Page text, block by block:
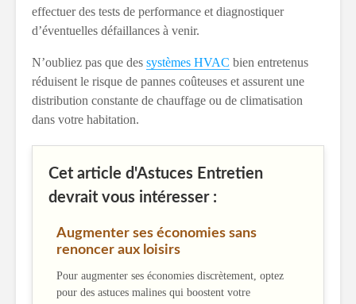
effectuer des tests de performance et diagnostiquer
d’éventuelles défaillances à venir.
N’oubliez pas que des systèmes HVAC bien entretenus
réduisent le risque de pannes coûteuses et assurent une
distribution constante de chauffage ou de climatisation
dans votre habitation.
Cet article d'Astuces Entretien
devrait vous intéresser :
Augmenter ses économies sans
renoncer aux loisirs
Pour augmenter ses économies discrètement, optez
pour des astuces malines qui boostent votre